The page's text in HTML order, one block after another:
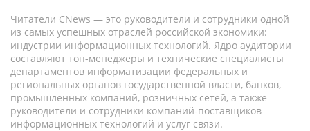
Читатели CNews — это руководители и сотрудники одной
из самых успешных отраслей российской экономики:
индустрии информационных технологий. Ядро аудитории
составляют топ-менеджеры и технические специалисты
департаментов информатизации федеральных и
региональных органов государственной власти, банков,
промышленных компаний, розничных сетей, а также
руководители и сотрудники компаний-поставщиков
информационных технологий и услуг связи.